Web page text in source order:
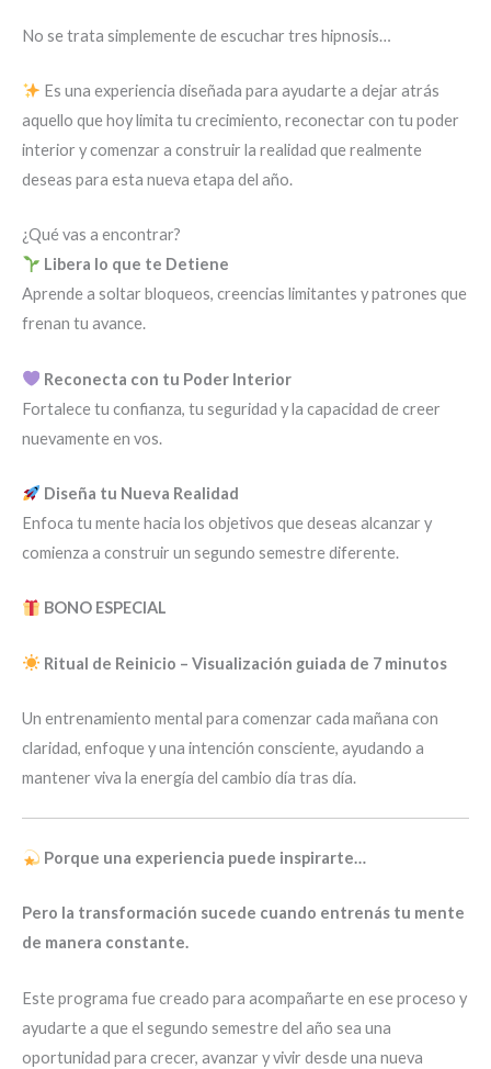
No se trata simplemente de escuchar tres hipnosis…
Es una experiencia diseñada para ayudarte a dejar atrás
aquello que hoy limita tu crecimiento, reconectar con tu poder
interior y comenzar a construir la realidad que realmente
deseas para esta nueva etapa del año.
¿Qué vas a encontrar?
Libera lo que te Detiene
Aprende a soltar bloqueos, creencias limitantes y patrones que
frenan tu avance.
Reconecta con tu Poder Interior
Fortalece tu confianza, tu seguridad y la capacidad de creer
nuevamente en vos.
Diseña tu Nueva Realidad
Enfoca tu mente hacia los objetivos que deseas alcanzar y
comienza a construir un segundo semestre diferente.
BONO ESPECIAL
Ritual de Reinicio – Visualización guiada de 7 minutos
Un entrenamiento mental para comenzar cada mañana con
claridad, enfoque y una intención consciente, ayudando a
mantener viva la energía del cambio día tras día.
Porque una experiencia puede inspirarte…
Pero la transformación sucede cuando entrenás tu mente
de manera constante.
Este programa fue creado para acompañarte en ese proceso y
ayudarte a que el segundo semestre del año sea una
oportunidad para crecer, avanzar y vivir desde una nueva